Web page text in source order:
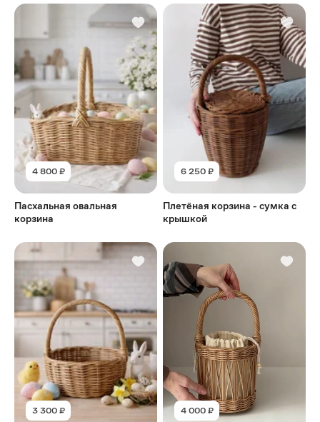
4 800 ₽
Пасхальная овальная
корзина
3 300 ₽
6 250 ₽
Плетёная корзина - сумка с
крышкой
4 000 ₽